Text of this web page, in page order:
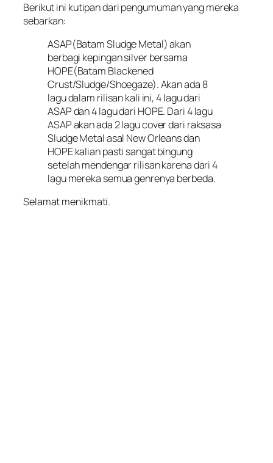
Berikut ini kutipan dari pengumuman yang mereka
sebarkan:
ASAP(Batam Sludge Metal) akan
berbagi kepingan silver bersama
HOPE(Batam Blackened
Crust/Sludge/Shoegaze). Akan ada 8
lagu dalam rilisan kali ini, 4 lagu dari
ASAP dan 4 lagu dari HOPE. Dari 4 lagu
ASAP akan ada 2 lagu cover dari raksasa
Sludge Metal asal New Orleans dan
HOPE kalian pasti sangat bingung
setelah mendengar rilisan karena dari 4
lagu mereka semua genrenya berbeda.
Selamat menikmati.